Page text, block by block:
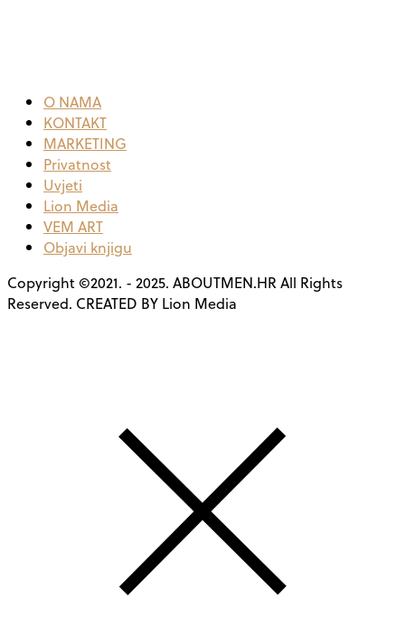
O NAMA
KONTAKT
MARKETING
Privatnost
Uvjeti
Lion Media
VEM ART
Objavi knjigu
Copyright ©2021. - 2025. ABOUTMEN.HR All Rights
Reserved. CREATED BY Lion Media